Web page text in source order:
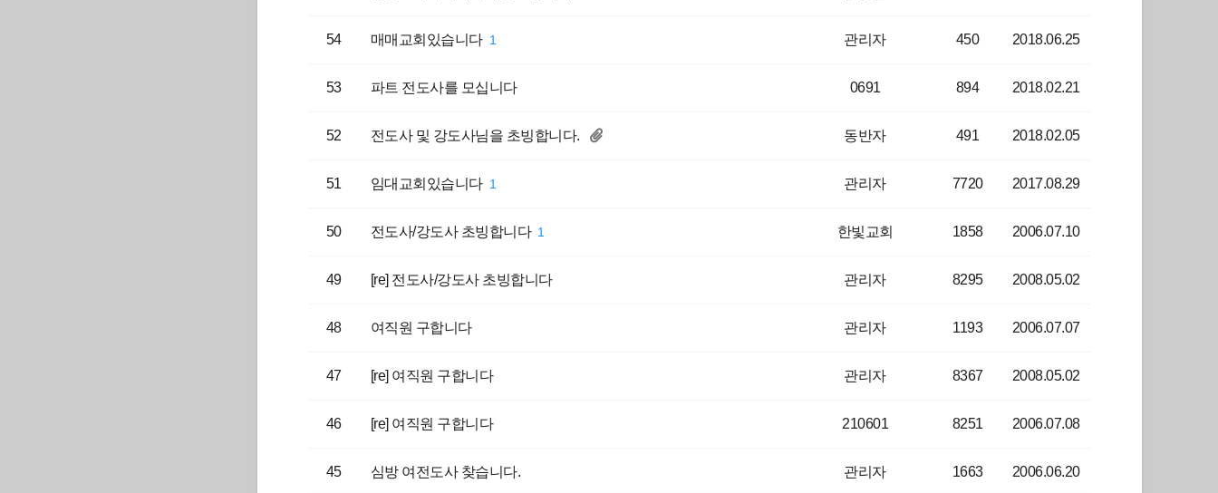
54 매매교회있습니다 1 관리자 450 2018.06.25
53 파트 전도사를 모십니다 0691 894 2018.02.21
52 전도사 및 강도사님을 초빙합니다. 동반자 491 2018.02.05
51 임대교회있습니다 1 관리자 7720 2017.08.29
50 전도사/강도사 초빙합니다 1 한빛교회 1858 2006.07.10
49 [re] 전도사/강도사 초빙합니다 관리자 8295 2008.05.02
48 여직원 구합니다 관리자 1193 2006.07.07
47 [re] 여직원 구합니다 관리자 8367 2008.05.02
46 [re] 여직원 구합니다 210601 8251 2006.07.08
45 심방 여전도사 찾습니다. 관리자 1663 2006.06.20